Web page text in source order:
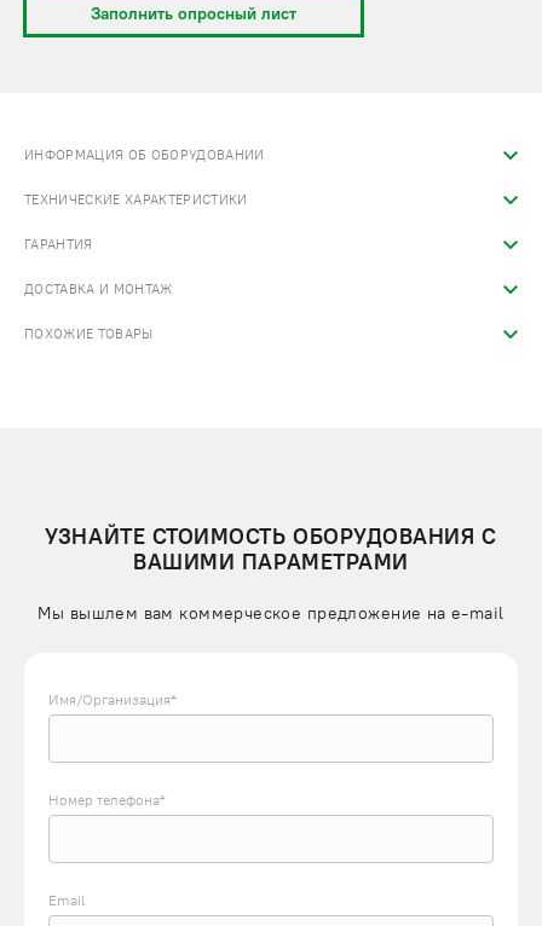
Заполнить опросный лист
ИНФОРМАЦИЯ ОБ ОБОРУДОВАНИИ
ТЕХНИЧЕСКИЕ ХАРАКТЕРИСТИКИ
ГАРАНТИЯ
ДОСТАВКА И МОНТАЖ
ПОХОЖИЕ ТОВАРЫ
УЗНАЙТЕ СТОИМОСТЬ ОБОРУДОВАНИЯ С
ВАШИМИ ПАРАМЕТРАМИ
Мы вышлем вам коммерческое предложение на e-mail
Имя/Организация*
Номер телефона*
Email